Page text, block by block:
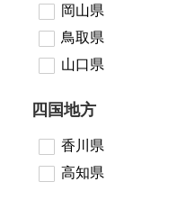
岡山県
鳥取県
山口県
四国地方
香川県
高知県